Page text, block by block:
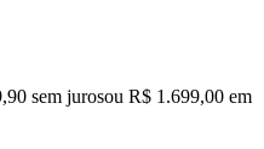
sem jurosou R$ 1.699,00 em